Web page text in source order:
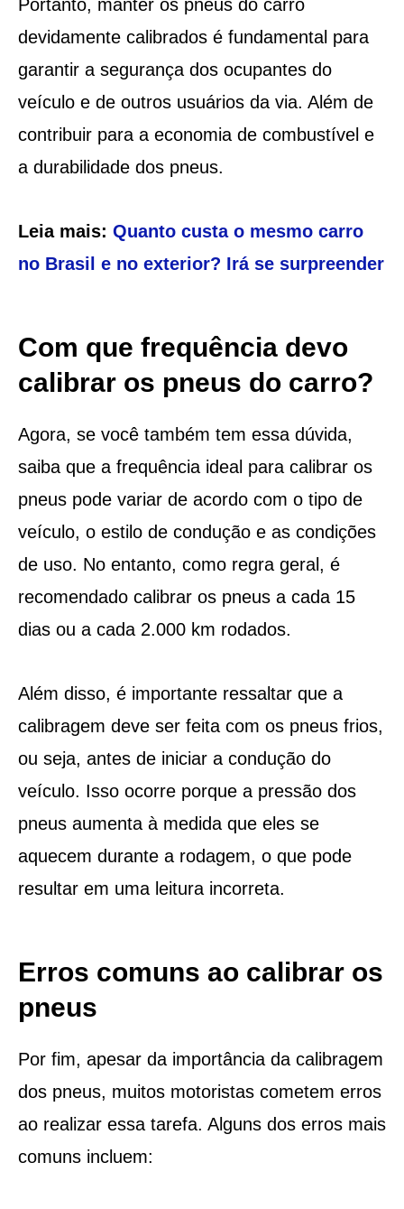
Portanto, manter os pneus do carro
devidamente calibrados é fundamental para
garantir a segurança dos ocupantes do
veículo e de outros usuários da via. Além de
contribuir para a economia de combustível e
a durabilidade dos pneus.
Leia mais: Quanto custa o mesmo carro
no Brasil e no exterior? Irá se surpreender
Com que frequência devo
calibrar os pneus do carro?
Agora, se você também tem essa dúvida,
saiba que a frequência ideal para calibrar os
pneus pode variar de acordo com o tipo de
veículo, o estilo de condução e as condições
de uso. No entanto, como regra geral, é
recomendado calibrar os pneus a cada 15
dias ou a cada 2.000 km rodados.
Além disso, é importante ressaltar que a
calibragem deve ser feita com os pneus frios,
ou seja, antes de iniciar a condução do
veículo. Isso ocorre porque a pressão dos
pneus aumenta à medida que eles se
aquecem durante a rodagem, o que pode
resultar em uma leitura incorreta.
Erros comuns ao calibrar os
pneus
Por fim, apesar da importância da calibragem
dos pneus, muitos motoristas cometem erros
ao realizar essa tarefa. Alguns dos erros mais
comuns incluem: